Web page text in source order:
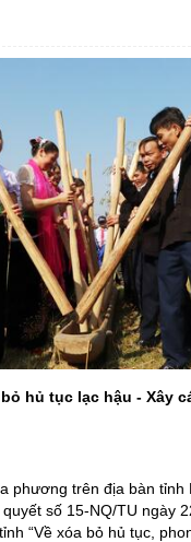
hủ tục lạc hậu - Xây
phương trên địa bàn tỉnh
số 15-NQ/TU ngày
“Về xóa bỏ hủ tục,